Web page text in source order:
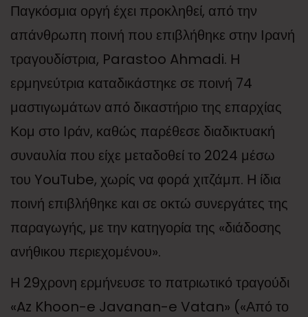
Παγκόσμια οργή έχει προκληθεί, από την
απάνθρωπη ποινή που επιβλήθηκε στην Ιρανή
τραγουδίστρια, Parastoo Ahmadi. Η
ερμηνεύτρια καταδικάστηκε σε ποινή 74
μαστιγωμάτων από δικαστήριο της επαρχίας
Κομ στο Ιράν, καθώς παρέθεσε διαδικτυακή
συναυλία που είχε μεταδοθεί το 2024 μέσω
του YouTube, χωρίς να φορά χιτζάμπ. Η ίδια
ποινή επιβλήθηκε και σε οκτώ συνεργάτες της
παραγωγής, με την κατηγορία της «διάδοσης
ανήθικου περιεχομένου».
Η 29χρονη ερμήνευσε το πατριωτικό τραγούδι
«Az Khoon-e Javanan-e Vatan» («Από το